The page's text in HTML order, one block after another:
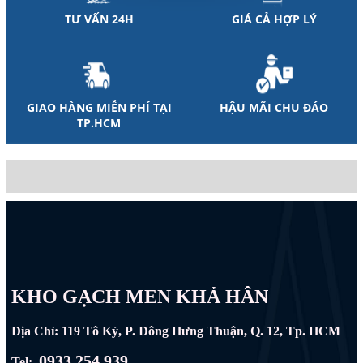
TƯ VẤN 24H GIÁ CẢ HỢP LÝ
GIAO HÀNG MIỄN PHÍ TẠI
TP.HCM
HẬU MÃI CHU ĐÁO
KHO GẠCH MEN KHẢ HÂN
Địa Chỉ: 119 Tô Ký, P. Đông Hưng Thuận, Q. 12, Tp. HCM